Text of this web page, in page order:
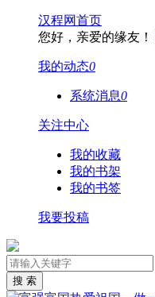
汉程网首页
您好，亲爱的缘友！
我的动态0
系统消息0
关注中心
我的收藏
我的书架
我的书签
我要投稿